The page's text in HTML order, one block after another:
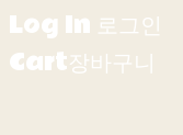
Log In 로그인
Cart장바구니